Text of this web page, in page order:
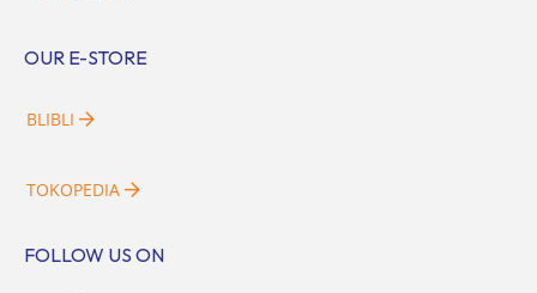
OUR E-STORE
BLIBLI
TOKOPEDIA
FOLLOW US ON